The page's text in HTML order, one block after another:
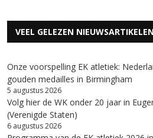
VEEL GELEZEN NIEUWSARTIKELEN
Onze voorspelling EK atletiek:
gouden medailles in Birmingham
5 augustus 2026
Volg hier de WK onder 20 jaar in
(Verenigde Staten)
6 augustus 2026